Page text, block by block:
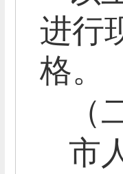
进行
格。
（
市